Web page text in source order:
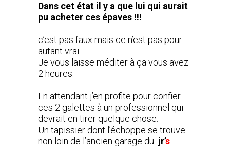
Dans cet état il y a que lui qui aurait
pu acheter ces épaves !!!
c’est pas faux mais ce n’est pas pour
autant vrai….
Je vous laisse méditer à ça vous avez
2 heures.
En attendant j’en profite pour confier
ces 2 galettes à un professionnel qui
devrait en tirer quelque chose.
Un tapissier dont l’échoppe se trouve
non loin de l’ancien garage du jr’s